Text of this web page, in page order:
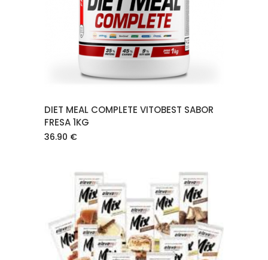
DIET MEAL COMPLETE VITOBEST SABOR
FRESA 1KG
36.90 €
AÑADIR AL CARRITO